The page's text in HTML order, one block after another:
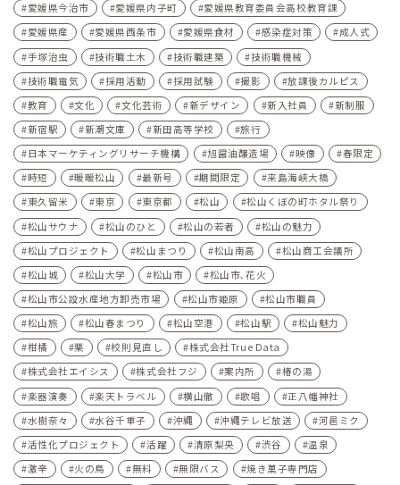
愛媛県今治市
愛媛県内子町
愛媛県教育委員会高校教育課
愛媛県産
愛媛県西条市 愛媛県食材 感染症対策
成人式
手塚治虫
技術職土木 技術職建築
技術職機械
技術職電気
採用活動 採用試験 撮影
放課後カルピス
教育
文化 文化芸術 新デザイン 新入社員
新制服
新宿駅
新潮文庫 新田高等学校
旅行
日本マーケティングリサーチ機構
旭醤油醸造場 映像
春限定
時短
暖暖松山 最新号 期間限定
来島海峡大橋
東久留米
東京 東京都 松山
松山くぼの町ホタル祭り
松山サウナ
松山のひと 松山の若者
松山の魅力
松山プロジェクト
松山まつり 松山南高
松山商工会議所
松山城
松山大学 松山市
松山市､花火
松山市公設水産地方卸売市場
松山市姫原
松山市職員
松山旅
松山春まつり 松山空港 松山駅
松山魅力
柑橘
栗 校則見直し
株式会社True Data
株式会社エイシス
株式会社フジ 案内所
椿の湯
楽器演奏
楽天トラベル 横山徹 歌唱
正八幡神社
水樹奈々
水谷千重子 沖縄 沖縄テレビ放送
河⾢ミク
活性化プロジェクト
活躍 清原梨央 渋谷
温泉
激辛
火の鳥 無料 無限バス
焼き菓子専門店